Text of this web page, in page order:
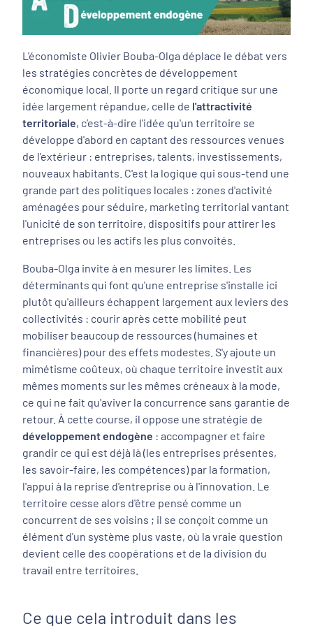
L'économiste Olivier Bouba-Olga déplace le débat vers
les stratégies concrètes de développement
économique local. Il porte un regard critique sur une
idée largement répandue, celle de l'attractivité
territoriale, c’est-à-dire l'idée qu'un territoire se
développe d'abord en captant des ressources venues
de l'extérieur : entreprises, talents, investissements,
nouveaux habitants. C'est la logique qui sous-tend une
grande part des politiques locales : zones d'activité
aménagées pour séduire, marketing territorial vantant
l'unicité de son territoire, dispositifs pour attirer les
entreprises ou les actifs les plus convoités.
Bouba-Olga invite à en mesurer les limites. Les
déterminants qui font qu'une entreprise s'installe ici
plutôt qu'ailleurs échappent largement aux leviers des
collectivités : courir après cette mobilité peut
mobiliser beaucoup de ressources (humaines et
financières) pour des effets modestes. S'y ajoute un
mimétisme coûteux, où chaque territoire investit aux
mêmes moments sur les mêmes créneaux à la mode,
ce qui ne fait qu'aviver la concurrence sans garantie de
retour. À cette course, il oppose une stratégie de
développement endogène : accompagner et faire
grandir ce qui est déjà là (les entreprises présentes,
les savoir-faire, les compétences) par la formation,
l'appui à la reprise d'entreprise ou à l'innovation. Le
territoire cesse alors d'être pensé comme un
concurrent de ses voisins ; il se conçoit comme un
élément d'un système plus vaste, où la vraie question
devient celle des coopérations et de la division du
travail entre territoires.
Ce que cela introduit dans les